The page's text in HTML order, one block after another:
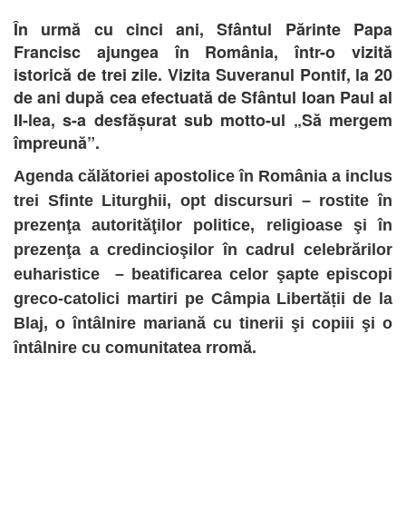
În urmă cu cinci ani, Sfântul Părinte Papa
Francisc ajungea în România, într-o vizită
istorică de trei zile. Vizita Suveranul Pontif, la 20
de ani după cea efectuată de Sfântul Ioan Paul al
II-lea, s-a desfășurat sub motto-ul „Să mergem
împreună”.
Agenda călătoriei apostolice în România a inclus
trei Sfinte Liturghii, opt discursuri – rostite în
prezenţa autorităţilor politice, religioase şi în
prezenţa a credincioşilor în cadrul celebrărilor
euharistice – beatificarea celor şapte episcopi
greco-catolici martiri pe Câmpia Libertății de la
Blaj, o întâlnire mariană cu tinerii şi copiii şi o
întâlnire cu comunitatea rromă.